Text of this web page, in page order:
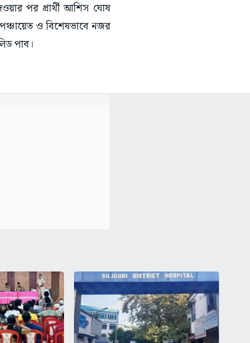
পর প্রার্থী আশিস ঘোষ
ও বিশেষভাবে নজর
পাব।